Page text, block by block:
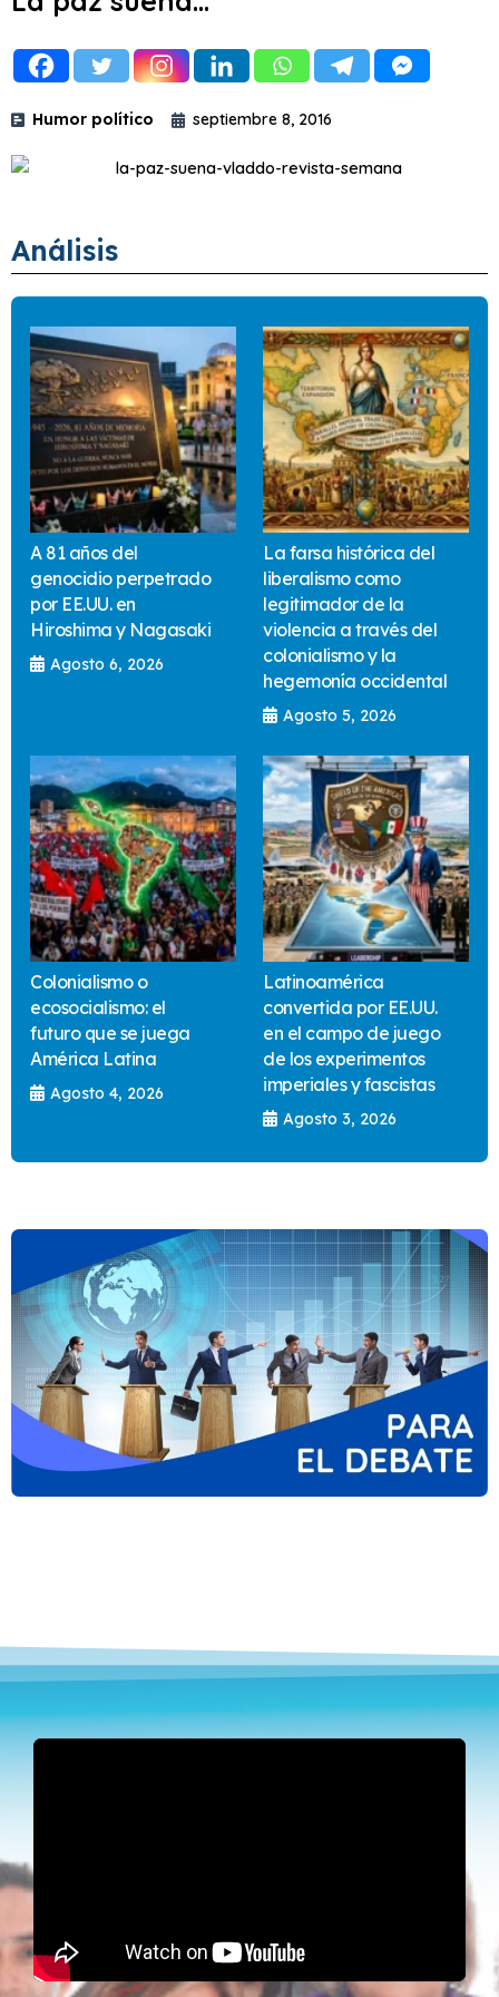
Humor político septiembre 8, 2016
Análisis
A 81 años del
genocidio perpetrado
por EE.UU. en
Hiroshima y Nagasaki
Agosto 6, 2026
La farsa histórica del
liberalismo como
legitimador de la
violencia a través del
colonialismo y la
hegemonía occidental
Agosto 5, 2026
Colonialismo o
ecosocialismo: el
futuro que se juega
América Latina
Agosto 4, 2026
Latinoamérica
convertida por EE.UU.
en el campo de juego
de los experimentos
imperiales y fascistas
Agosto 3, 2026